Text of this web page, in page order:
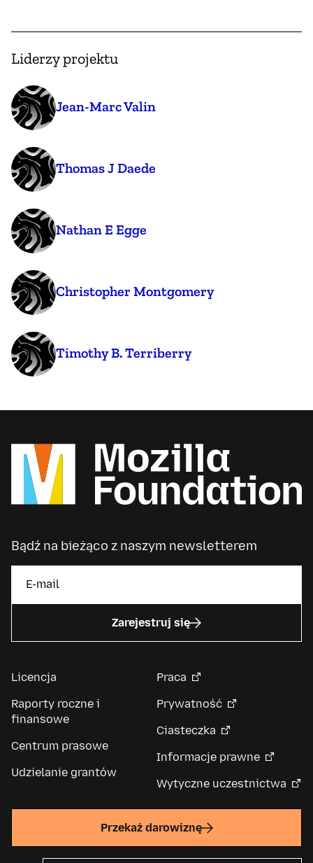
Liderzy projektu
Jean-Marc Valin
Thomas J Daede
Nathan E Egge
Christopher Montgomery
Timothy B. Terriberry
Bądź na bieżąco z naszym newsletterem
Zarejestruj się
Licencja
Raporty roczne i
finansowe
Centrum prasowe
Udzielanie grantów
Praca
Prywatność
Ciasteczka
Informacje prawne
Wytyczne uczestnictwa
Przekaż darowiznę